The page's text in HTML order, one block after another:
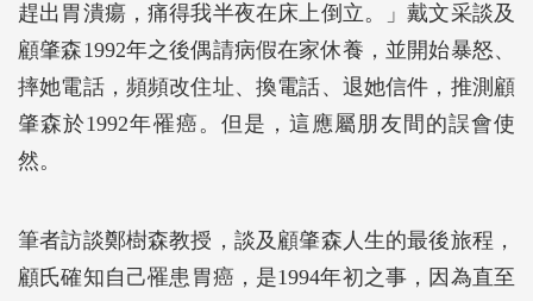
趕出胃潰瘍，痛得我半夜在床上倒立。」戴文采談及
顧肇森1992年之後偶請病假在家休養，並開始暴怒、
摔她電話，頻頻改住址、換電話、退她信件，推測顧
肇森於1992年罹癌。但是，這應屬朋友間的誤會使
然。
筆者訪談鄭樹森教授，談及顧肇森人生的最後旅程，
顧氏確知自己罹患胃癌，是1994年初之事，因為直至